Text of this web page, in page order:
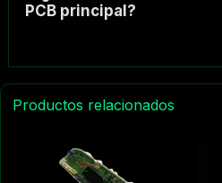
PCB principal?
Productos relacionados